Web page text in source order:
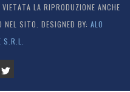
LA RIPRODUZIONE ANCHE
NEL SITO. DESIGNED BY: ALO
S.R.L.